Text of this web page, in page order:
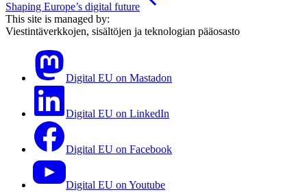
Shaping Europe’s digital future
This site is managed by:
Viestintäverkkojen, sisältöjen ja teknologian pääosasto
Digital EU on Mastadon
Digital EU on LinkedIn
Digital EU on Facebook
Digital EU on Youtube